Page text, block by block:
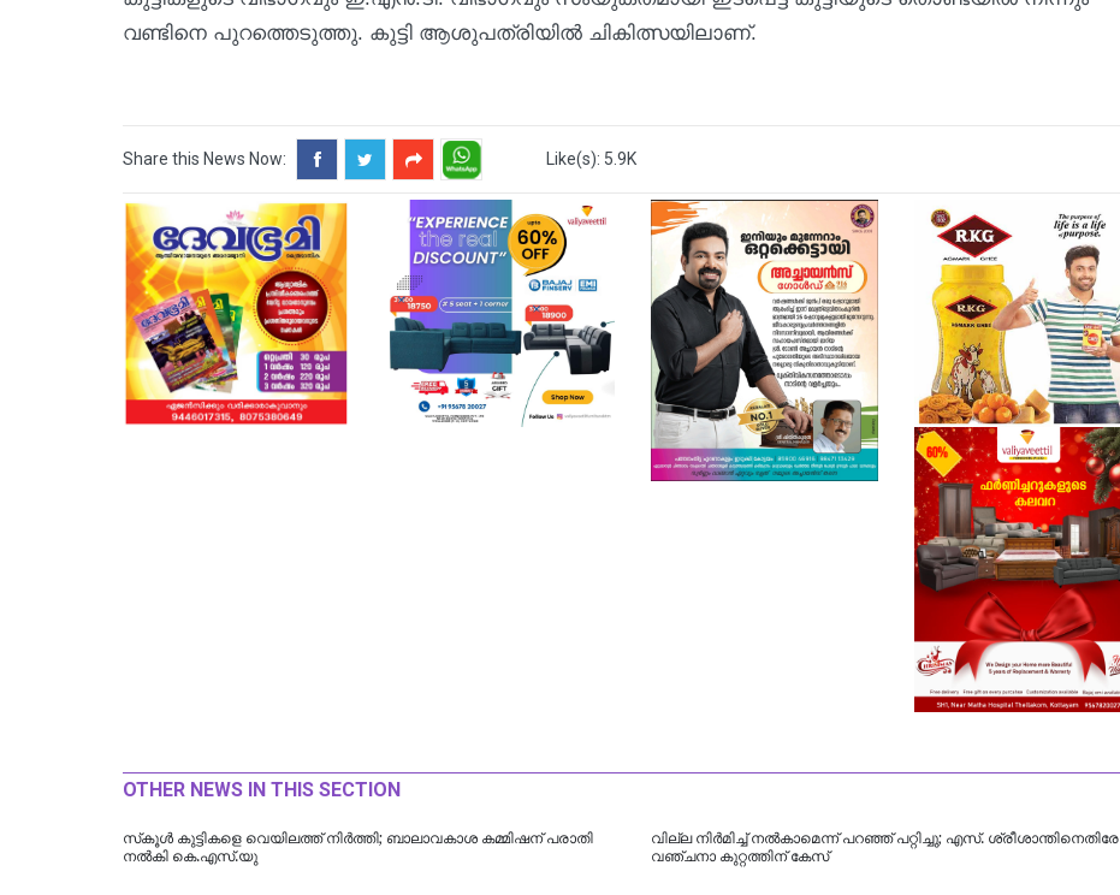
വണ്ടിനെ പുറത്തെടുത്തു. കുട്ടി ആശുപത്രിയിൽ ചികിത്സയിലാണ്.
Share this News Now: Like(s): 5.9K
OTHER NEWS IN THIS SECTION
സ്‌കൂള്‍ കുട്ടികളെ വെയിലത്ത് നിര്‍ത്തി; ബാലാവകാശ കമ്മിഷന് പരാതി
നല്‍കി കെ.എസ്.യു
വില്ല നിർമിച്ച് നൽകാമെന്ന് പറഞ്ഞ് പറ്റിച്ചു; എസ്. ശ്രീശാന്തിനെതിരേ
വഞ്ചനാ കുറ്റത്തിന് കേസ്